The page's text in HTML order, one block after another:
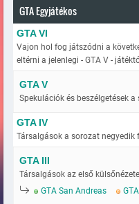
GTA Egyjátékos
GTA VI
Vajon hol fog játszódni a
eltérni a jelenlegi - GTA V -
GTA V
Spekulációk és beszélgetések
GTA IV
Társalgások a sorozat negyedik
GTA III
Társalgások az első
GTA San Andreas